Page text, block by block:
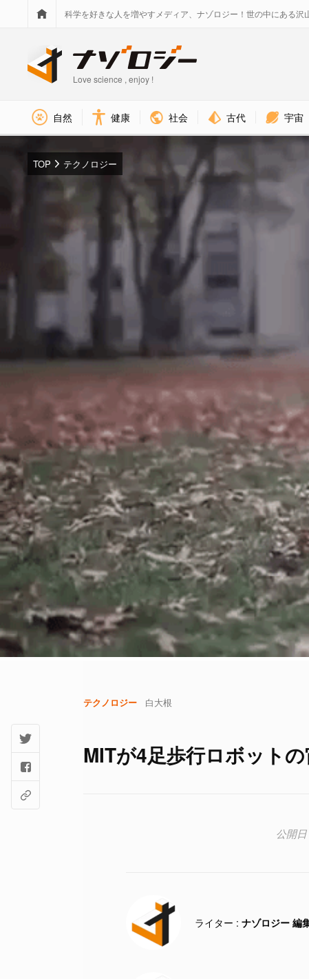
科学を好きな人を増やすメディア、ナゾロジー！世の中にある沢
Love science , enjoy !
自然 健康 社会 古代 宇宙
TOP テクノロジー
テクノロジー 白大根
MITが4足歩行ロボット
ナゾロジー 編